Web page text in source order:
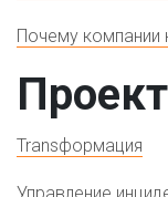
Почему компании
Transформация